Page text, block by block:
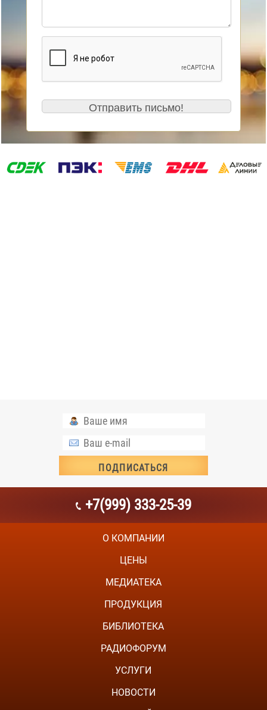
+7(999) 333-25-39
О КОМПАНИИ
ЦЕНЫ
МЕДИАТЕКА
ПРОДУКЦИЯ
БИБЛИОТЕКА
РАДИОФОРУМ
УСЛУГИ
НОВОСТИ